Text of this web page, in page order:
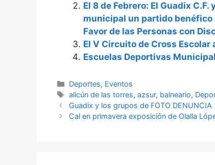
El 8 de Febrero: El Guadix
municipal un partido benéfico
Favor de las Personas con
El V Circuito de Cross
Escuelas Deportivas
Categorías
Deportes, Eventos
Etiquetas
alicún de las torres,azsur, balneario,
Guadix y los grupos de FOTO DENUNCIA
Cal en primavera exposición de Olalla